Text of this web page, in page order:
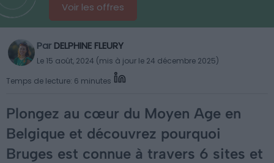
Voir les offres
Par DELPHINE FLEURY
Le 15 août, 2024 (mis à jour le 24 décembre 2025)
Temps de lecture: 6 minutes
Plongez au cœur du Moyen Age en
Belgique et découvrez pourquoi
Bruges est connue à travers 6 sites et